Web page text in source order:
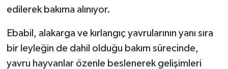
edilerek bakıma alınıyor.
Ebabil, alakarga ve kırlangıç yavrularının yanı sıra
bir leyleğin de dahil olduğu bakım sürecinde,
yavru hayvanlar özenle beslenerek gelişimleri